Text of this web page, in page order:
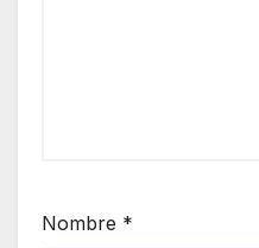
Nombre *